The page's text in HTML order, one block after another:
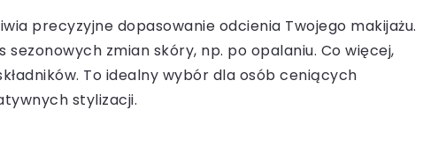
precyzyjne dopasowanie odcienia Twojego makijażu.
zmian skóry, np. po opalaniu. Co więcej,
To idealny wybór dla osób ceniących
stylizacji.